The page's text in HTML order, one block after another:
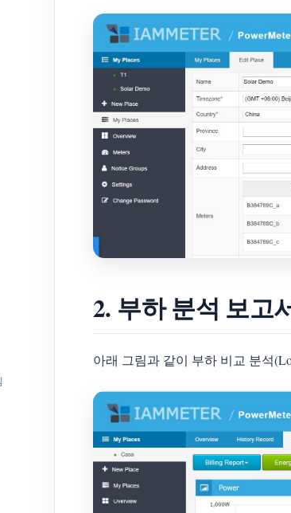
2. 부하 분석 보고
아래 그림과 같이 부하 비교 분석